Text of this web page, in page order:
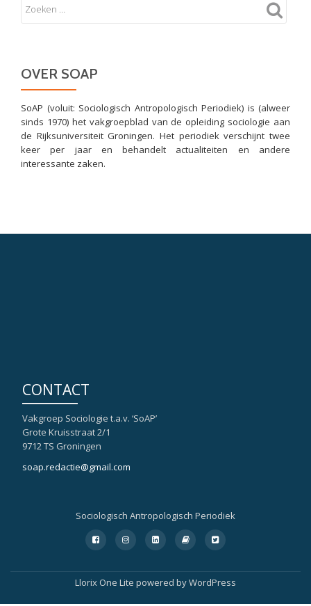
OVER SOAP
SoAP (voluit: Sociologisch Antropologisch Periodiek) is (alweer
sinds 1970) het vakgroepblad van de opleiding sociologie aan
de Rijksuniversiteit Groningen. Het periodiek verschijnt twee
keer per jaar en behandelt actualiteiten en andere
interessante zaken.
CONTACT
Vakgroep Sociologie t.a.v. ‘SoAP’
Grote Kruisstraat 2/1
9712 TS Groningen
soap.redactie@gmail.com
Sociologisch Antropologisch Periodiek
Secondair
Menu
fa-
facebook-
fa-
instagram
fa-
linkedin-
fa-
book
fa-
twitter-
Llorix One Lite powered byWordPress